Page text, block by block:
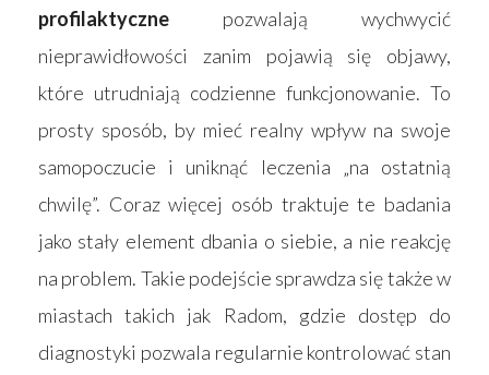
profilaktyczne pozwalają wychwycić
nieprawidłowości zanim pojawią się objawy,
które utrudniają codzienne funkcjonowanie. To
prosty sposób, by mieć realny wpływ na swoje
samopoczucie i uniknąć leczenia „na ostatnią
chwilę”. Coraz więcej osób traktuje te badania
jako stały element dbania o siebie, a nie reakcję
na problem. Takie podejście sprawdza się także w
miastach takich jak Radom, gdzie dostęp do
diagnostyki pozwala regularnie kontrolować stan